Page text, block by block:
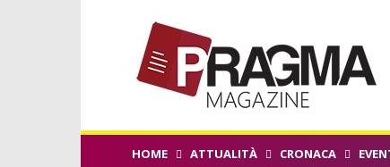
HOME ATTUALITÀ CRONACA